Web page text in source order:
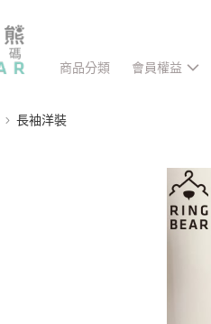
商品分類 會員權益
長袖洋裝